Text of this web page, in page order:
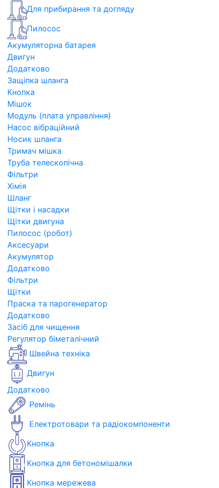
Для прибирання та догляду
Пилосос
Акумуляторна батарея
Двигун
Додатково
Защіпка шланга
Кнопка
Мішок
Модуль (плата управління)
Насос вібраційний
Носик шланга
Тримач мішка
Труба телескопічна
Фільтри
Хімія
Шланг
Щітки і насадки
Щітки двигуна
Пилосос (робот)
Аксесуари
Акумулятор
Додатково
Фільтри
Щітки
Праска та парогенератор
Додатково
Засіб для чищення
Регулятор біметалічний
Швейна техніка
Двигун
Додатково
Ремінь
Електротовари та радіокомпоненти
Кнопка
Кнопка для бетономішалки
Кнопка мережева